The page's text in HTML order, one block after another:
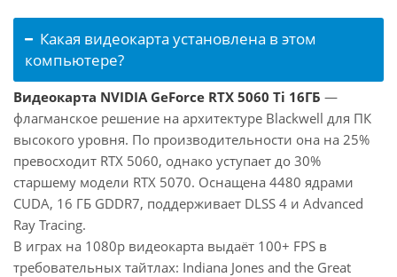
Какая видеокарта установлена в этом
компьютере?
Видеокарта NVIDIA GeForce RTX 5060 Ti 16ГБ —
флагманское решение на архитектуре Blackwell для ПК
высокого уровня. По производительности она на 25%
превосходит RTX 5060, однако уступает до 30%
старшему модели RTX 5070. Оснащена 4480 ядрами
CUDA, 16 ГБ GDDR7, поддерживает DLSS 4 и Advanced
Ray Tracing.
В играх на 1080p видеокарта выдаёт 100+ FPS в
требовательных тайтлах: Indiana Jones and the Great